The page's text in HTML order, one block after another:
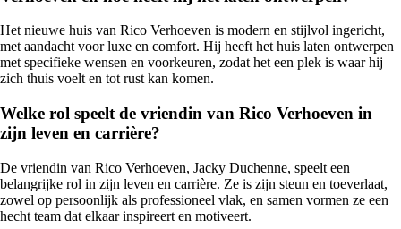
Het nieuwe huis van Rico Verhoeven is modern en stijlvol ingericht,
met aandacht voor luxe en comfort. Hij heeft het huis laten ontwerpen
met specifieke wensen en voorkeuren, zodat het een plek is waar hij
zich thuis voelt en tot rust kan komen.
Welke rol speelt de vriendin van Rico Verhoeven in
zijn leven en carrière?
De vriendin van Rico Verhoeven, Jacky Duchenne, speelt een
belangrijke rol in zijn leven en carrière. Ze is zijn steun en toeverlaat,
zowel op persoonlijk als professioneel vlak, en samen vormen ze een
hecht team dat elkaar inspireert en motiveert.